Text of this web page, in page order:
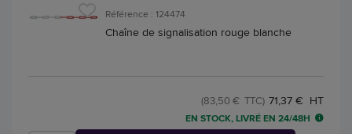
Référence : 124474
Chaîne de signalisation rouge blanche
71,37 € HT
(83,50 € TTC)
EN STOCK, LIVRÉ EN 24/48H